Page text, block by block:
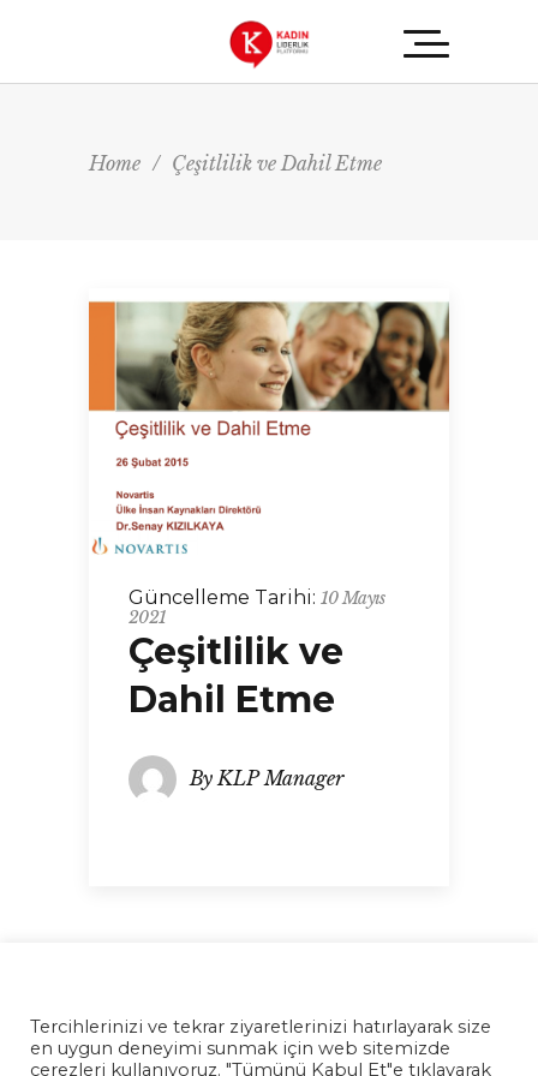
Home / Çeşitlilik ve Dahil Etme
Güncelleme Tarihi: 10 Mayıs
2021
Çeşitlilik ve
Dahil Etme
By KLP Manager
Tercihlerinizi ve tekrar ziyaretlerinizi hatırlayarak size
en uygun deneyimi sunmak için web sitemizde
çerezleri kullanıyoruz. "Tümünü Kabul Et"e tıklayarak